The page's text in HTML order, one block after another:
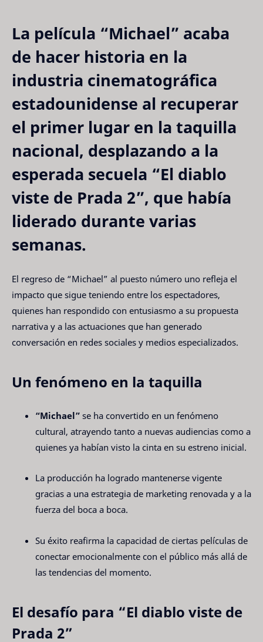
La película “Michael” acaba
de hacer historia en la
industria cinematográfica
estadounidense al recuperar
el primer lugar en la taquilla
nacional, desplazando a la
esperada secuela “El diablo
viste de Prada 2”, que había
liderado durante varias
semanas.
El regreso de “Michael” al puesto número uno refleja el
impacto que sigue teniendo entre los espectadores,
quienes han respondido con entusiasmo a su propuesta
narrativa y a las actuaciones que han generado
conversación en redes sociales y medios especializados.
Un fenómeno en la taquilla
“Michael” se ha convertido en un fenómeno
cultural, atrayendo tanto a nuevas audiencias como a
quienes ya habían visto la cinta en su estreno inicial.
La producción ha logrado mantenerse vigente
gracias a una estrategia de marketing renovada y a la
fuerza del boca a boca.
Su éxito reafirma la capacidad de ciertas películas de
conectar emocionalmente con el público más allá de
las tendencias del momento.
El desafío para “El diablo viste de
Prada 2”